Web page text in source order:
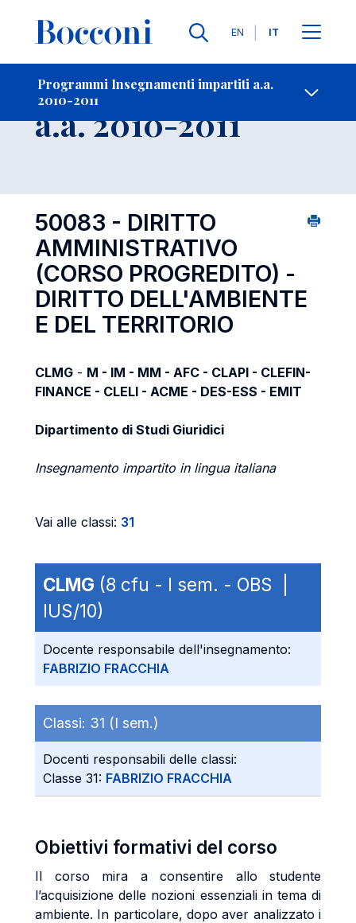
Lingue
EN IT
Programmi Insegnamenti impartiti a.a.
2010-2011
-
Insegnamento
a.a. 2010-2011
50083 - DIRITTO
AMMINISTRATIVO
(CORSO PROGREDITO) -
DIRITTO DELL'AMBIENTE
E DEL TERRITORIO
CLMG - M - IM - MM - AFC - CLAPI - CLEFIN-
FINANCE - CLELI - ACME - DES-ESS - EMIT
Dipartimento di Studi Giuridici
Insegnamento impartito in lingua italiana
Vai alle classi: 31
CLMG (8 cfu - I sem. - OBS |
IUS/10)
Docente responsabile dell'insegnamento:
FABRIZIO FRACCHIA
Classi: 31 (I sem.)
Docenti responsabili delle classi:
Classe 31: FABRIZIO FRACCHIA
Obiettivi formativi del corso
Il corso mira a consentire allo studente
l’acquisizione delle nozioni essenziali in tema di
ambiente. In particolare, dopo aver analizzato i